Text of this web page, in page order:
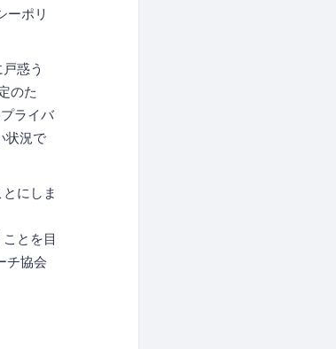
ーポリ
惑う
のた
ライバ
状況で
にしま
とを目
チ協会